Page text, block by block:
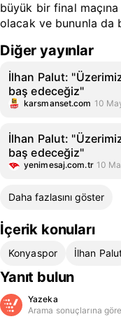
büyük bir final maçına
olacak ve bununla da
Diğer yayınlar
İlhan Palut:
baş edeceğiz"
karsmanset.com 10
İlhan Palut:
baş edeceğiz"
yenimesaj.com.tr 10
Daha fazlasını göster
İçerik konuları
Konyaspor İlhan
Yanıt bulun
Yazeka
Arama sonuçlarına